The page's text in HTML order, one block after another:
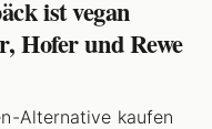
ist vegan
Hofer und Rewe
Alternative kaufen